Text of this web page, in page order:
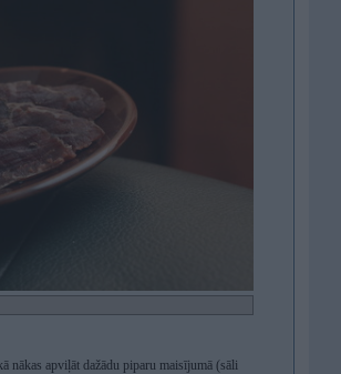
nākas apviļāt dažādu piparu maisījumā (sāli